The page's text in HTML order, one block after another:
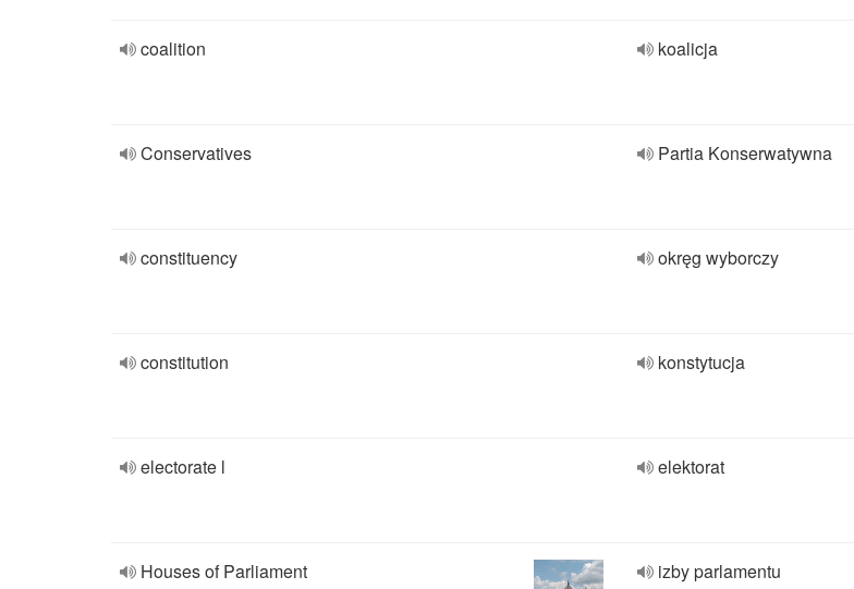
coalition koalicja
Conservatives Partia Konserwatywna
constituency okręg wyborczy
constitution konstytucja
electorate l elektorat
Houses of Parliament izby parlamentu